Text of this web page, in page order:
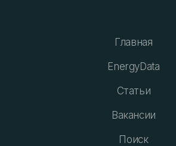
Главная
EnergyData
Статьи
Вакансии
Поиск